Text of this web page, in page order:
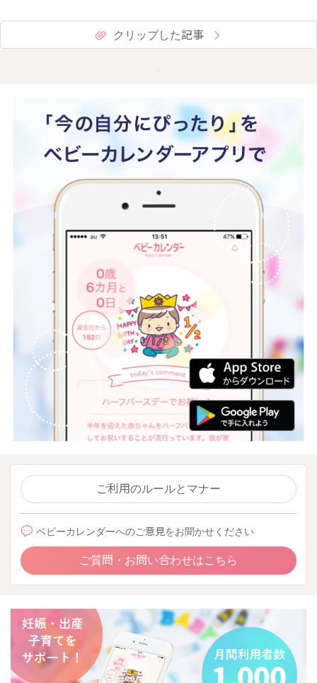
クリップした記事
ご利用のルールとマナー
ベビーカレンダーへのご意見をお聞かせください
ご質問・お問い合わせはこちら